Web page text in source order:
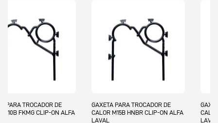
GAXETA PARA TROCADOR DE
CALOR M15B HNBR CLIP-ON ALFA
GAXETA PARA TROCADOR DE
CALOR M15B NBRB CLIP-ON ALFA